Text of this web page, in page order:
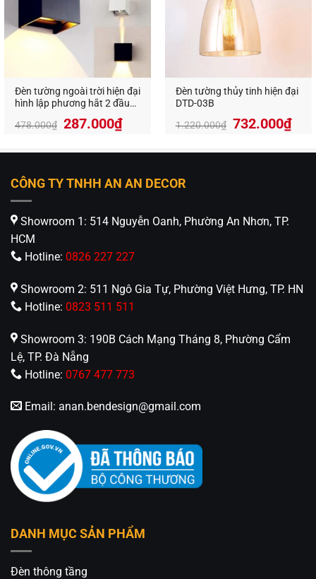
Đèn tường ngoài trời hiện đại
hình lập phương hắt 2 đầu
sáng) DTE-606L
478.000₫ Giá
là:
287.000₫Giá
hiện
tại
287.000₫.
Đèn tường thủy tinh hiện đại
DTD-03B
1.220.000₫ Giá
là:
732.000₫Giá
tại
CÔNG TY TNHH AN AN DECOR
Showroom 1: 514 Nguyễn Oanh, Phường An Nhơn, TP.
HCM
Hotline: 0826 227 227
Showroom 2: 511 Ngô Gia Tự, Phường Việt Hưng, TP. HN
Hotline: 0823 511 511
Showroom 3: 190B Cách Mạng Tháng 8, Phường Cẩm
Lệ, TP. Đà Nẵng
Hotline: 0767 477 773
Email: anan.bendesign@gmail.com
DANH MỤC SẢN PHẨM
Đèn thông tầng